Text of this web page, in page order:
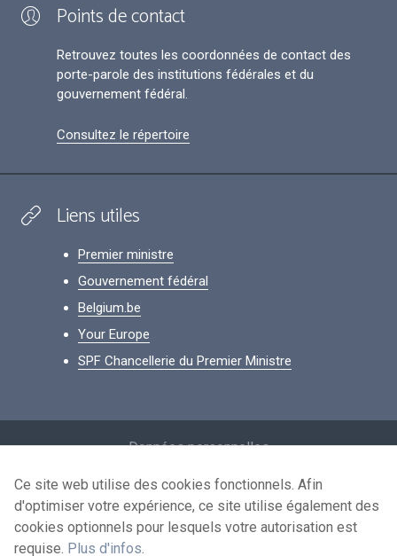
Points de contact
Retrouvez toutes les coordonnées de contact des
porte-parole des institutions fédérales et du
gouvernement fédéral.
Consultez le répertoire
Liens utiles
Premier ministre
Gouvernement fédéral
Belgium.be
Your Europe
SPF Chancellerie du Premier Ministre
Données personnelles
Conditions de réutilisation
Contactez-nous
Ce site web utilise des cookies fonctionnels. Afin
d'optimiser votre expérience, ce site utilise également des
cookies optionnels pour lesquels votre autorisation est
requise. Plus d'infos.